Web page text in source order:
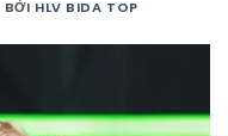
BỞI HLV BIDA TOP